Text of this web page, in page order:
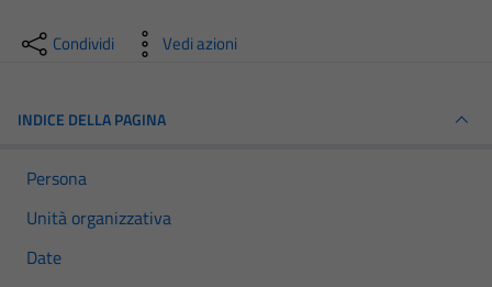
Condividi Vedi azioni
INDICE DELLA PAGINA
Persona
Unità organizzativa
Date